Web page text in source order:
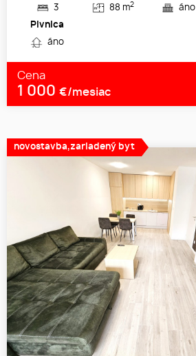
3
88 m2
áno
Pivnica
áno
Cena
1 000 €/mesiac
novostavba,zariadený byt